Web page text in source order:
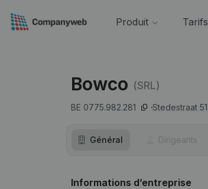
Produit Tarifs
Bowco (SRL)
BE 0775.982.281 Stedestraat 51,
Général Dirigeants
Informations d’entreprise